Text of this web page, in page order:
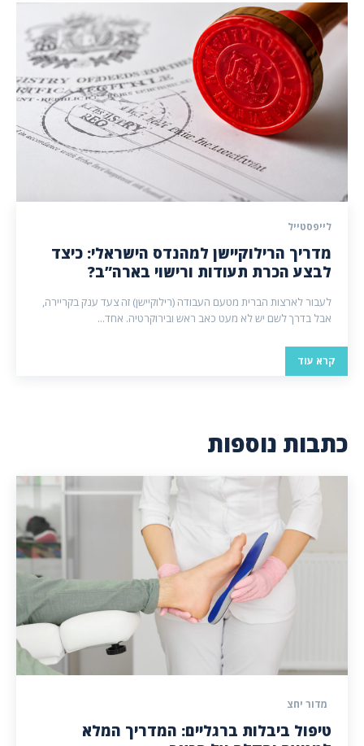
לייפסטייל
מדריך הרילוקיישן למהנדס הישראלי: כיצד
לבצע הכרת תעודות ורישוי בארה”ב?
לעבור לארצות הברית מטעם העבודה (רילוקיישן) זה צעד ענק בקריירה,
אבל בדרך לשם יש לא מעט כאב ראש ובירוקרטיה. אחד...
קרא עוד
כתבות נוספות
מדור יחצ
טיפול ביבלות ברגליים: המדריך המלא